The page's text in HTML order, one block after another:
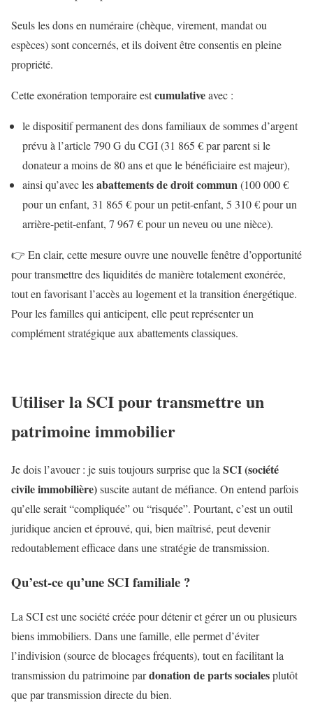
Seuls les dons en numéraire (chèque, virement, mandat ou
espèces) sont concernés, et ils doivent être consentis en pleine
propriété.
Cette exonération temporaire estcumulativeavec :
le dispositif permanent des dons familiaux de sommes d’argent
prévu à l’article 790 G du CGI (31 865 € par parent si le
donateur a moins de 80 ans et que le bénéficiaire est majeur),
ainsi qu’avec lesabattements de droit commun (100 000 €
pour un enfant, 31 865 € pour un petit-enfant, 5 310 € pour un
arrière-petit-enfant, 7 967 € pour un neveu ou une nièce).
👉 En clair, cette mesure ouvre une nouvelle fenêtre d’opportunité
pour transmettre des liquidités de manière totalement exonérée,
tout en favorisant l’accès au logement et la transition énergétique.
Pour les familles qui anticipent, elle peut représenter un
complément stratégique aux abattements classiques.
Utiliser la SCI pour transmettre un
patrimoine immobilier
Je dois l’avouer : je suis toujours surprise que laSCI (société
civile immobilière)suscite autant de méfiance. On entend parfois
qu’elle serait “compliquée” ou “risquée”. Pourtant, c’est un outil
juridique ancien et éprouvé, qui, bien maîtrisé, peut devenir
redoutablement efficace dans une stratégie de transmission.
Qu’est-ce qu’une SCI familiale ?
La SCI est une société créée pour détenir et gérer un ou plusieurs
biens immobiliers. Dans une famille, elle permet d’éviter
l’indivision (source de blocages fréquents), tout en facilitant la
transmission du patrimoine pardonation de parts socialesplutôt
que par transmission directe du bien.